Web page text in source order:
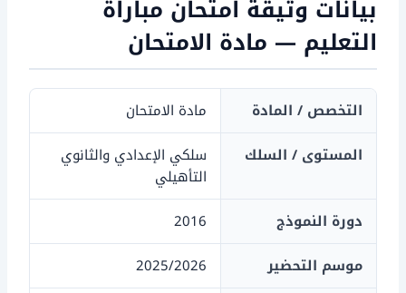
بيانات وثيقة امتحان مباراة
التعليم — مادة الامتحان
التخصص / المادة
مادة الامتحان
المستوى / السلك
سلكي الإعدادي والثانوي
التأهيلي
دورة النموذج
2016
موسم التحضير
2025/2026